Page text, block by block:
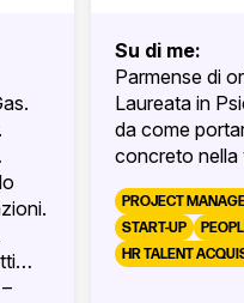
Su di me:
Parmense di
Laureata in
da come
concreto nella
Start Up che
PROJECT
START-UP
HR TALENT